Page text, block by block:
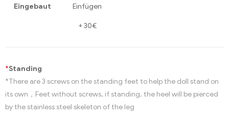
Eingebaut Einfügen
+ 30€
*Standing
*There are 3 screws on the standing feet to help the doll stand on
its own，Feet without screws, if standing, the heel will be pierced
by the stainless steel skeleton of the leg